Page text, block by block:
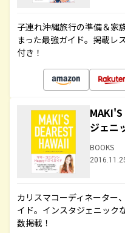
子連れ沖縄旅行の準備＆家
まった最強ガイド。掲載レ
付き！
ジェニ
BOOKS
カリスマコーディネーター
イド。インスタジェニック
数掲載！